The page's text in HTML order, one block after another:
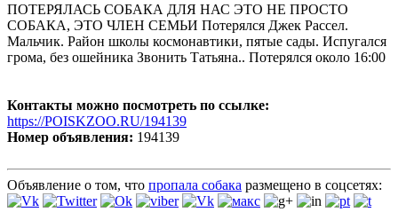
ПОТЕРЯЛАСЬ СОБАКА ДЛЯ НАС ЭТО НЕ ПРОСТО
СОБАКА, ЭТО ЧЛЕН СЕМЬИ Потерялся Джек Рассел.
Мальчик. Район школы космонавтики, пятые сады. Испугался
грома, без ошейника Звонить Татьяна.. Потерялся около 16:00
Контакты можно посмотреть по ссылке:
https://POISKZOO.RU/194139
Номер объявления: 194139
Объявление о том, что пропала собака размещено в соцсетях: